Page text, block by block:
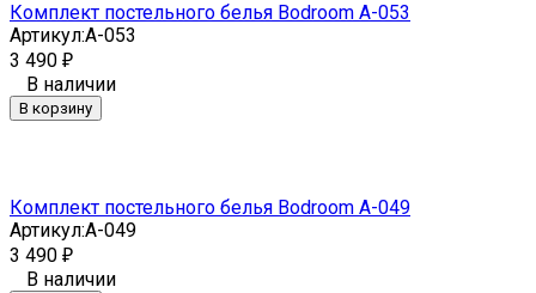
Комплект постельного белья Bodroom A-053
Артикул:A-053
3 490 ₽
В наличии
В корзину
Комплект постельного белья Bodroom A-049
Артикул:A-049
3 490 ₽
В наличии